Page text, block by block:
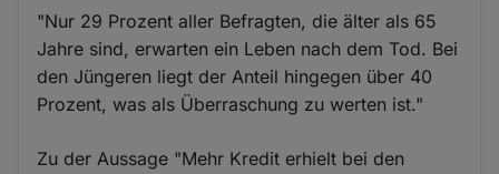
"Nur 29 Prozent aller Befragten, die älter als 65
Jahre sind, erwarten ein Leben nach dem Tod. Bei
den Jüngeren liegt der Anteil hingegen über 40
Prozent, was als Überraschung zu werten ist."
Zu der Aussage "Mehr Kredit erhielt bei den